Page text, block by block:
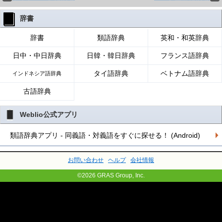
辞書
辞書 類語辞典 英和・和英辞典
日中・中日辞典 日韓・韓日辞典 フランス語辞典
インドネシア語辞典 タイ語辞典 ベトナム語辞典
古語辞典
Weblio公式アプリ
類語辞典アプリ - 同義語・対義語をすぐに探せる！ (Android)
お問い合わせ ヘルプ 会社情報
©2026 GRAS Group, Inc.